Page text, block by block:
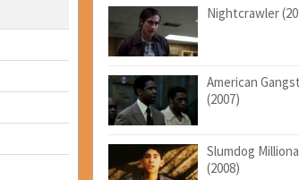
Nightcrawler
American
(2007)
Slumdog
(2008)